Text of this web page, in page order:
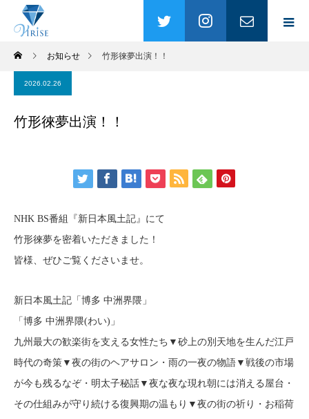
お知らせ 竹形徠夢出演！！
2026.02.26
竹形徠夢出演！！
NHK BS番組『新日本風土記』にて
竹形徠夢を密着いただきました！
皆様、ぜひご覧くださいませ。
新日本風土記「博多 中洲界隈」
「博多 中洲界隈(わい)」
九州最大の歓楽街を支える女性たち▼砂上の別天地を生んだ江戸
時代の奇策▼夜の街のヘアサロン・雨の一夜の物語▼戦後の市場
が今も残るなぞ・明太子秘話▼夜な夜な現れ朝には消える屋台・
その仕組みが守り続ける復興期の温もり▼夜の街の祈り・お稲荷